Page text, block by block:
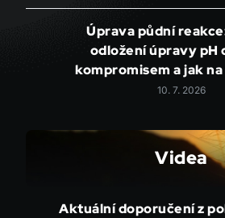
Úprava půdní
odložení úpravy pH
kompromisem a jak
10. 7. 2026
Videa
Aktuální doporučení z